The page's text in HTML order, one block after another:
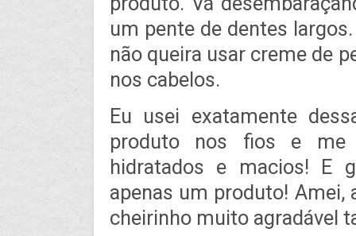
um pente de dentes
não queira usar creme de
nos cabelos.
Eu usei exatamente
produto nos fios e me
hidratados e macios! E
apenas um produto!
cheirinho muito agradável